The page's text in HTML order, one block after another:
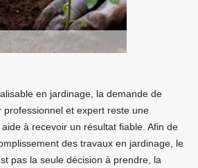
en jardinage, la demande de
professionnel et expert reste une
à recevoir un résultat fiable. Afin de
des travaux en jardinage, le
pas la seule décision à prendre, la